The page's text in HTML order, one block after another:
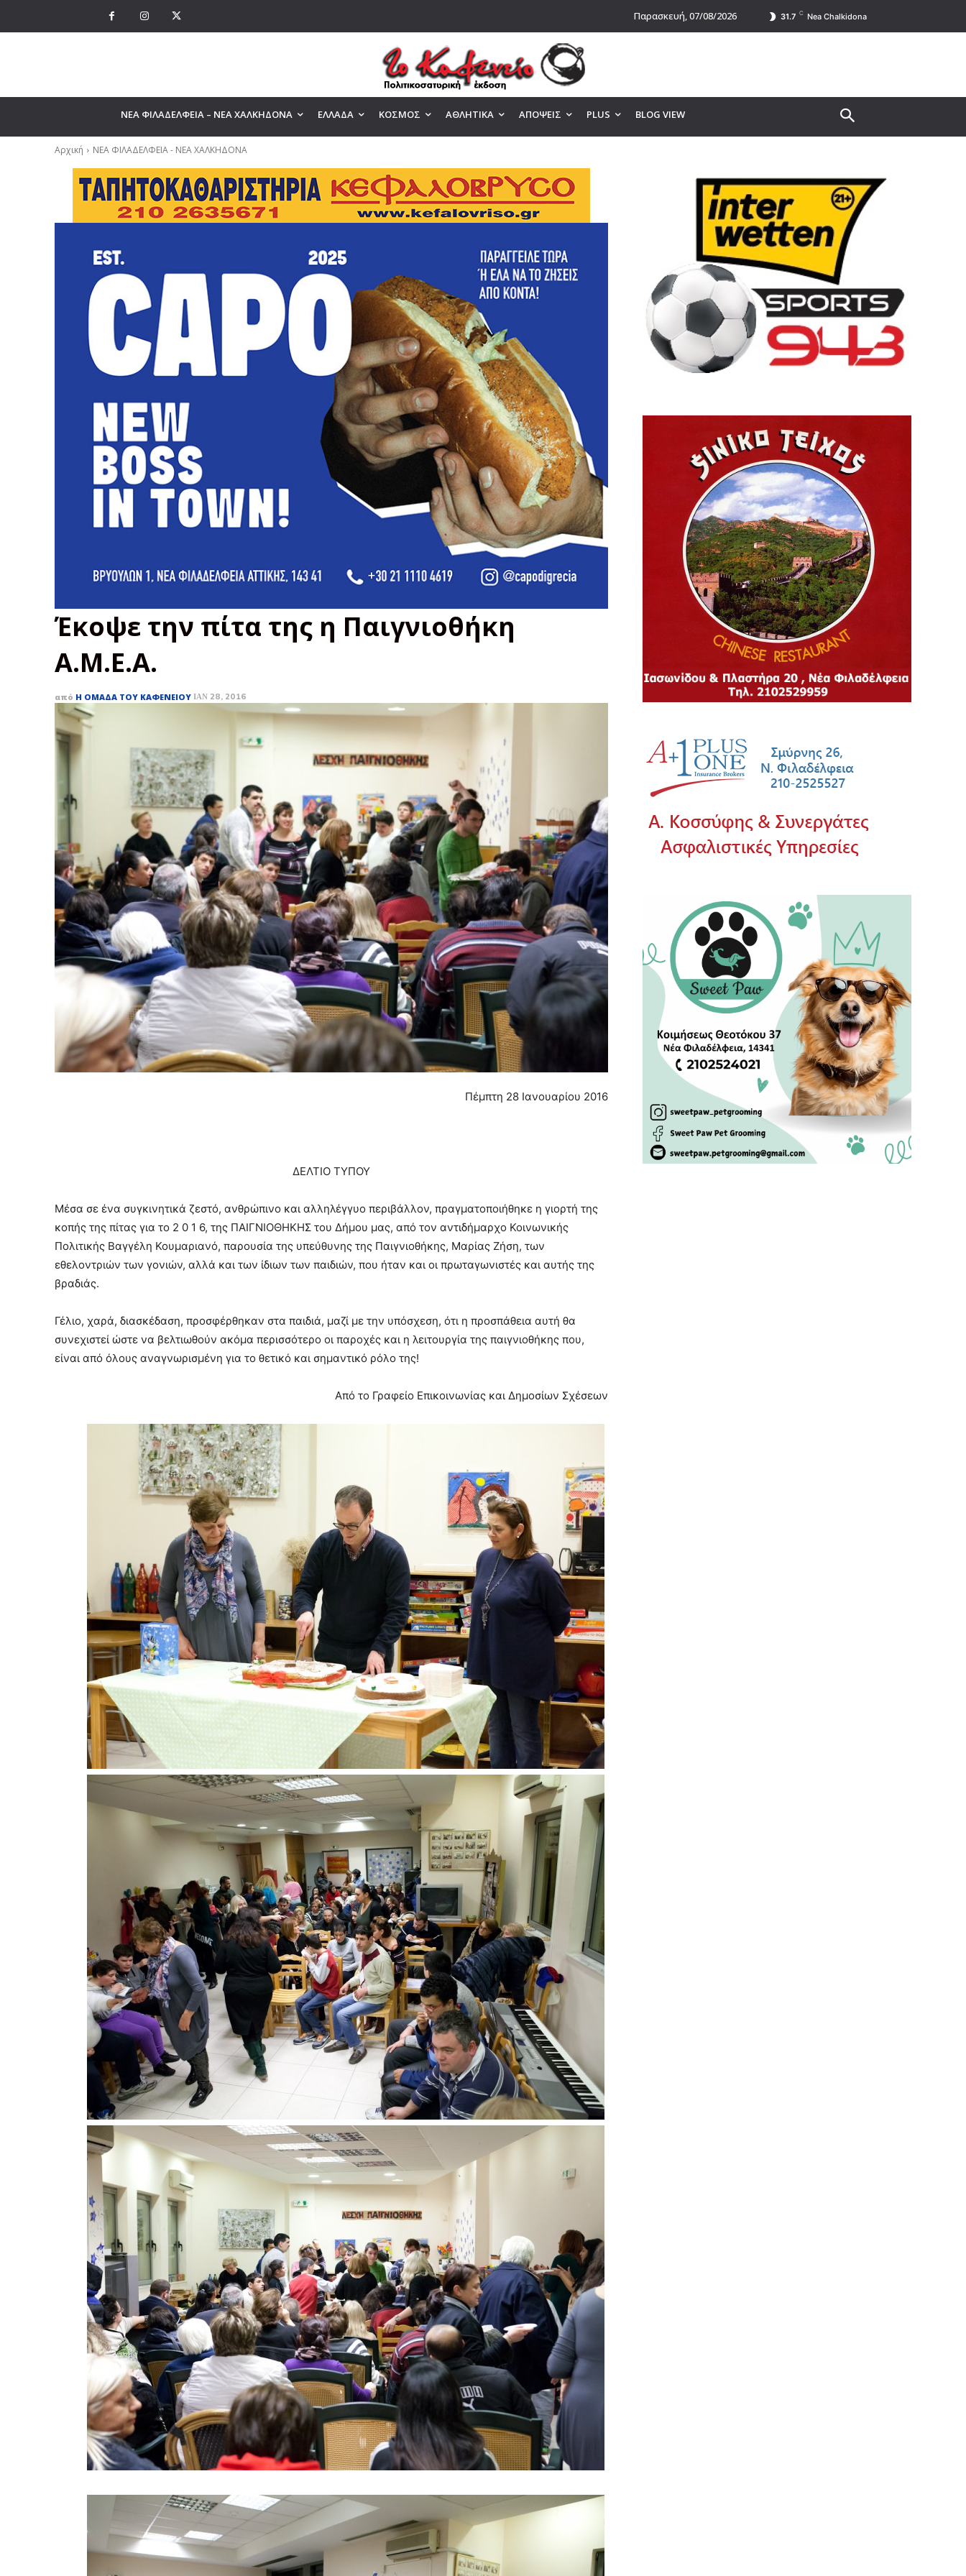
31.7 C Nea Chalkidona
Παρασκευή, 07/08/2026
ΝΕΑ ΦΙΛΑΔΕΛΦΕΙΑ – ΝΕΑ ΧΑΛΚΗΔΟΝΑ ΕΛΛΑΔΑ ΚΟΣΜΟΣ ΑΘΛΗΤΙΚΑ ΑΠΟΨΕΙΣ PLUS BLOG VIEW
Αρχική ΝΕΑ ΦΙΛΑΔΕΛΦΕΙΑ - ΝΕΑ ΧΑΛΚΗΔΟΝΑ
Έκοψε την πίτα της η Παιγνιοθήκη
Α.Μ.Ε.Α.
από Η ΟΜΆΔΑ ΤΟΥ ΚΑΦΕΝΕΊΟΥ ΙΑΝ 28, 2016
Πέμπτη 28 Ιανουαρίου 2016
ΔΕΛΤΙΟ ΤΥΠΟΥ
Μέσα σε ένα συγκινητικά ζεστό, ανθρώπινο και αλληλέγγυο περιβάλλον, πραγματοποιήθηκε η γιορτή της
κοπής της πίτας για το 2 0 1 6, της ΠΑΙΓΝΙΟΘΗΚΗΣ του Δήμου μας, από τον αντιδήμαρχο Κοινωνικής
Πολιτικής Βαγγέλη Κουμαριανό, παρουσία της υπεύθυνης της Παιγνιοθήκης, Μαρίας Ζήση, των
εθελοντριών των γονιών, αλλά και των ίδιων των παιδιών, που ήταν και οι πρωταγωνιστές και αυτής της
βραδιάς.
Γέλιο, χαρά, διασκέδαση, προσφέρθηκαν στα παιδιά, μαζί με την υπόσχεση, ότι η προσπάθεια αυτή θα
συνεχιστεί ώστε να βελτιωθούν ακόμα περισσότερο οι παροχές και η λειτουργία της παιγνιοθήκης που,
είναι από όλους αναγνωρισμένη για το θετικό και σημαντικό ρόλο της!
Από το Γραφείο Επικοινωνίας και Δημοσίων Σχέσεων